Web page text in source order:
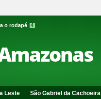
o rodapé 4
Leste São Gabriel da Cachoeira